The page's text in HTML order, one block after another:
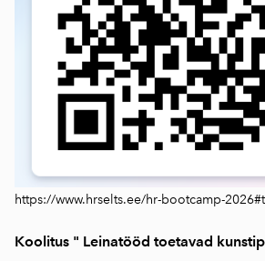
https://www.hrselts.ee/hr-bootcamp-
Koolitus " Leinatööd toetavad